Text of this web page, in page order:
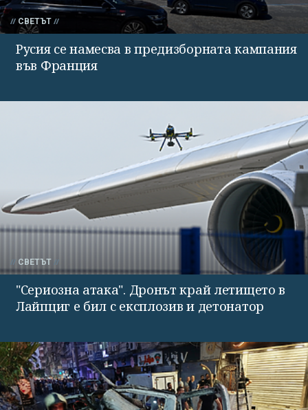
СВЕТЪТ
Русия се намесва в предизборната кампания
във Франция
СВЕТЪТ
"Сериозна атака". Дронът край летището в
Лайпциг е бил с експлозив и детонатор